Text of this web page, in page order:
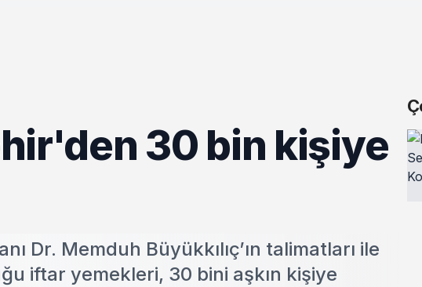
30 bin kişiye
Dr. Memduh Büyükkılıç’ın talimatları ile
iftar yemekleri, 30 bini aşkın kişiye